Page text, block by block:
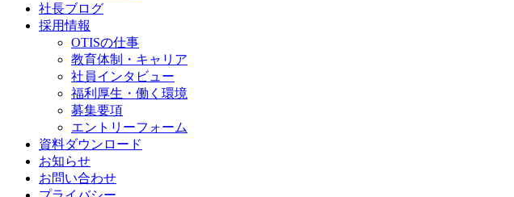
社長ブログ
採用情報
OTISの仕事
教育体制・キャリア
社員インタビュー
福利厚生・働く環境
募集要項
エントリーフォーム
資料ダウンロード
お知らせ
お問い合わせ